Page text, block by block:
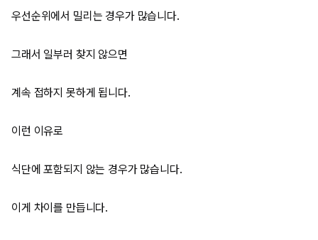
우선순위에서 밀리는 경우가 많습니다.
그래서 일부러 찾지 않으면
계속 접하지 못하게 됩니다.
이런 이유로
식단에 포함되지 않는 경우가 많습니다.
이게 차이를 만듭니다.